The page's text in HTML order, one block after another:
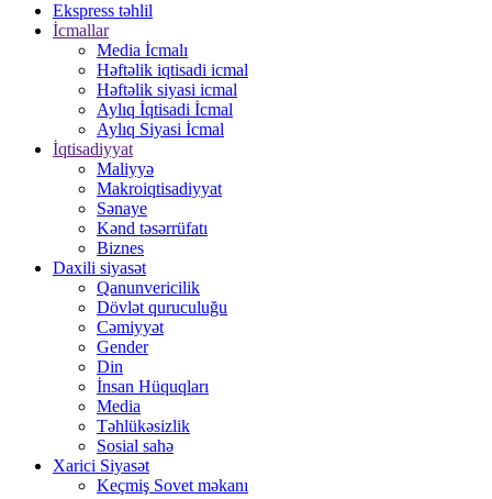
Ekspress təhlil
İcmallar
Media İcmalı
Həftəlik iqtisadi icmal
Həftəlik siyasi icmal
Aylıq İqtisadi İcmal
Aylıq Siyasi İcmal
İqtisadiyyat
Maliyyə
Makroiqtisadiyyat
Sənaye
Kənd təsərrüfatı
Biznes
Daxili siyasət
Qanunvericilik
Dövlət quruculuğu
Cəmiyyət
Gender
Din
İnsan Hüquqları
Media
Təhlükəsizlik
Sosial sahə
Xarici Siyasət
Keçmiş Sovet məkanı